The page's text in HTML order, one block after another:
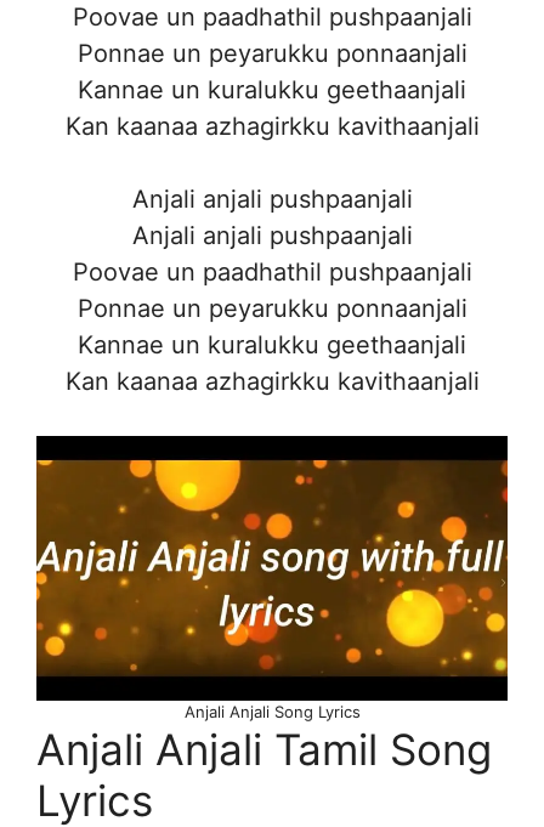
Poovae un paadhathil pushpaanjali
Ponnae un peyarukku ponnaanjali
Kannae un kuralukku geethaanjali
Kan kaanaa azhagirkku kavithaanjali
Anjali anjali pushpaanjali
Anjali anjali pushpaanjali
Poovae un paadhathil pushpaanjali
Ponnae un peyarukku ponnaanjali
Kannae un kuralukku geethaanjali
Kan kaanaa azhagirkku kavithaanjali
Anjali Anjali Song Lyrics
Anjali Anjali Tamil Song
Lyrics